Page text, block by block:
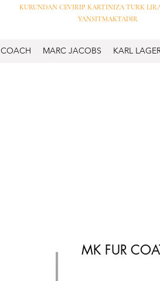
KURUNDAN CEVIRIP KARTINIZA TURK
YANSITMAKTADIR
COACH MARC JACOBS KARL
MK FUR